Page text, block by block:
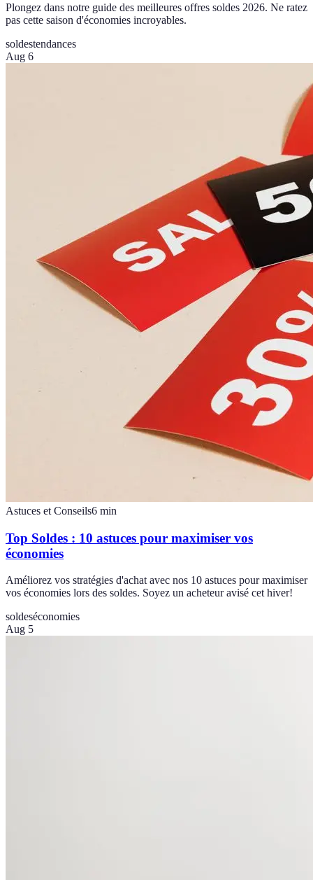
Plongez dans notre guide des meilleures offres soldes 2026. Ne ratez
pas cette saison d'économies incroyables.
soldestendances
Aug 6
Astuces et Conseils6 min
Top Soldes : 10 astuces pour maximiser vos
économies
Améliorez vos stratégies d'achat avec nos 10 astuces pour maximiser
vos économies lors des soldes. Soyez un acheteur avisé cet hiver!
soldeséconomies
Aug 5